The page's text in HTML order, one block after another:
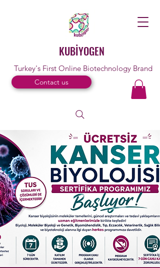
KUBİYOGEN
Turkey's First Online Biotechnology Brand
Contact us